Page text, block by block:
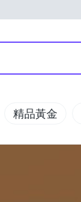
精品黃金